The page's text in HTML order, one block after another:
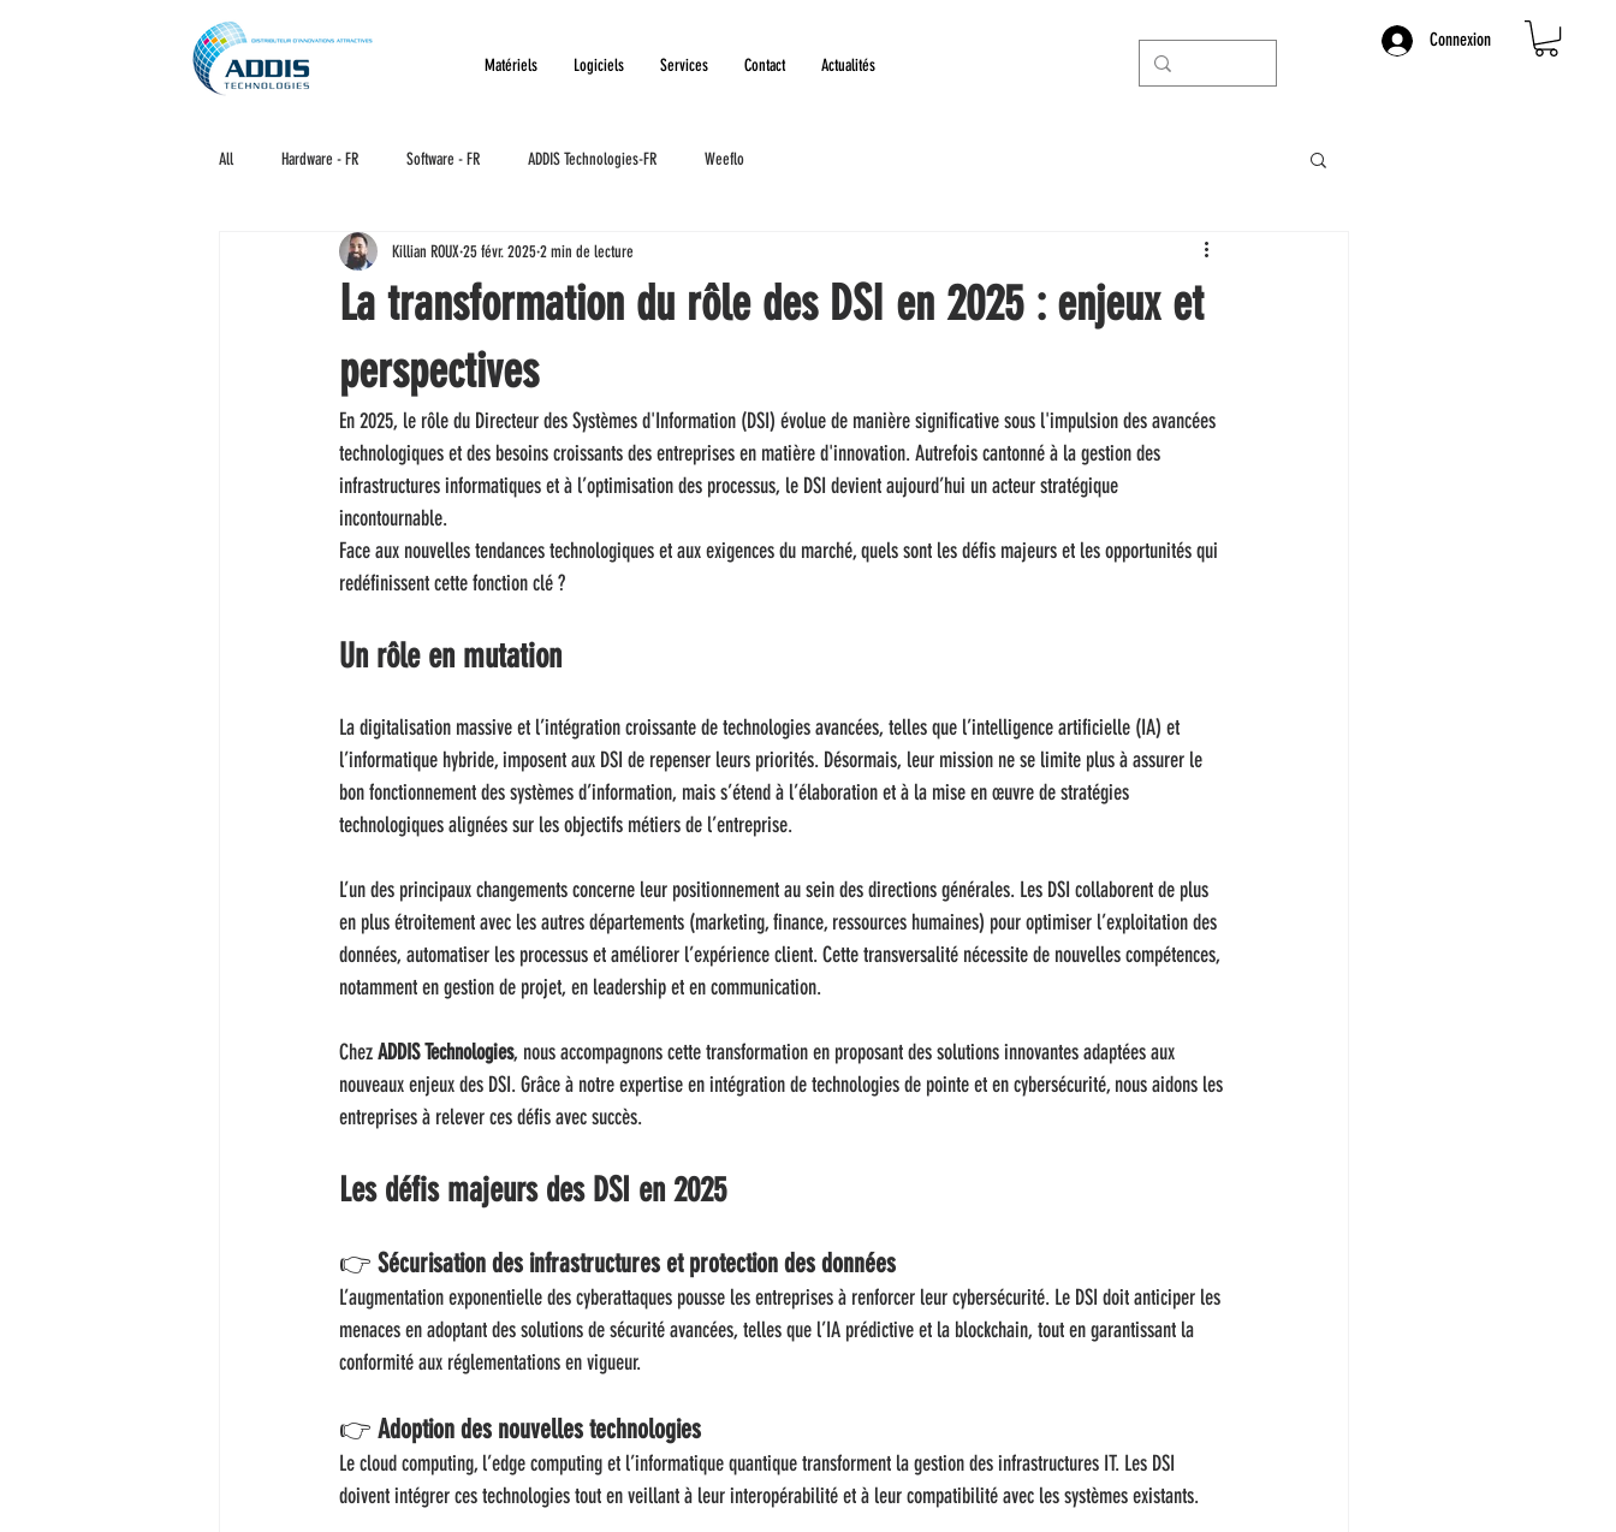
Matériels Logiciels Services Contact Actualités
Connexion
All Hardware - FR Software - FR ADDIS Technologies-FR Weeflo
La transformation du rôle des DSI en 2025 : enjeux et
perspectives
Killian ROUX25 févr. 20252 min de lecture
En 2025, le rôle du Directeur des Systèmes d'Information (DSI) évolue de manière significative sous l'impulsion des avancées
technologiques et des besoins croissants des entreprises en matière d'innovation. Autrefois cantonné à la gestion des
infrastructures informatiques et à l’optimisation des processus, le DSI devient aujourd’hui un acteur stratégique
incontournable.
Face aux nouvelles tendances technologiques et aux exigences du marché, quels sont les défis majeurs et les opportunités qui
redéfinissent cette fonction clé ?
Un rôle en mutation
La digitalisation massive et l’intégration croissante de technologies avancées, telles que l’intelligence artificielle (IA) et
l’informatique hybride, imposent aux DSI de repenser leurs priorités. Désormais, leur mission ne se limite plus à assurer le
bon fonctionnement des systèmes d’information, mais s’étend à l’élaboration et à la mise en œuvre de stratégies
technologiques alignées sur les objectifs métiers de l’entreprise.
L’un des principaux changements concerne leur positionnement au sein des directions générales. Les DSI collaborent de plus
en plus étroitement avec les autres départements (marketing, finance, ressources humaines) pour optimiser l’exploitation des
données, automatiser les processus et améliorer l’expérience client. Cette transversalité nécessite de nouvelles compétences,
notamment en gestion de projet, en leadership et en communication.
Chez ADDIS Technologies, nous accompagnons cette transformation en proposant des solutions innovantes adaptées aux
nouveaux enjeux des DSI. Grâce à notre expertise en intégration de technologies de pointe et en cybersécurité, nous aidons les
entreprises à relever ces défis avec succès.
Les défis majeurs des DSI en 2025
👉 Sécurisation des infrastructures et protection des données
L’augmentation exponentielle des cyberattaques pousse les entreprises à renforcer leur cybersécurité. Le DSI doit anticiper les
menaces en adoptant des solutions de sécurité avancées, telles que l’IA prédictive et la blockchain, tout en garantissant la
conformité aux réglementations en vigueur.
👉 Adoption des nouvelles technologies
Le cloud computing, l’edge computing et l’informatique quantique transforment la gestion des infrastructures IT. Les DSI
doivent intégrer ces technologies tout en veillant à leur interopérabilité et à leur compatibilité avec les systèmes existants.